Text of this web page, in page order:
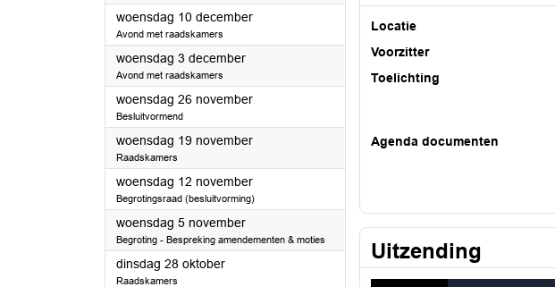
woensdag 10 december2025
Avond met raadskamers
woensdag 3 december2025
Avond met raadskamers
woensdag 26 november2025
Besluitvormend
woensdag 19 november2025
Raadskamers
woensdag 12 november2025
Begrotingsraad (besluitvorming)
woensdag 5 november2025
Begroting - Bespreking amendementen & moties
dinsdag 28 oktober2025
Raadskamers
Locatie
Voorzitter
Toelichting
Agenda documenten
Uitzending